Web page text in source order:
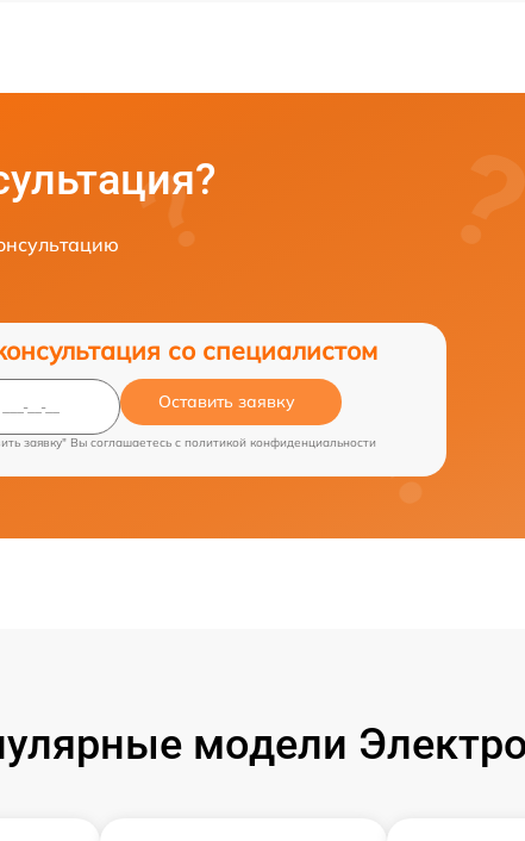
со специалистом
Оставить заявку
заявку" Вы соглашаетесь c политикой конфиденциальности
модели